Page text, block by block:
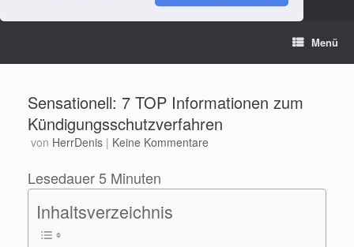
Menü
Sensationell: 7 TOP Informationen zum
Kündigungsschutzverfahren
von HerrDenis | Keine Kommentare
Lesedauer5 Minuten
Inhaltsverzeichnis